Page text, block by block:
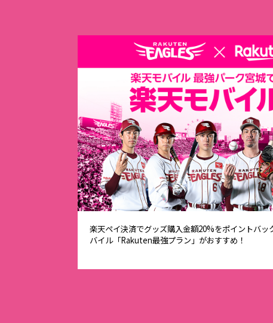
楽天ペイ決済でグッズ購入金額20%をポイントバッ
バイル「Rakuten最強プラン」がおすすめ！